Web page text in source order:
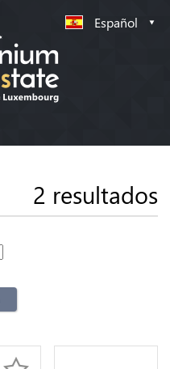
Español
2 resultados